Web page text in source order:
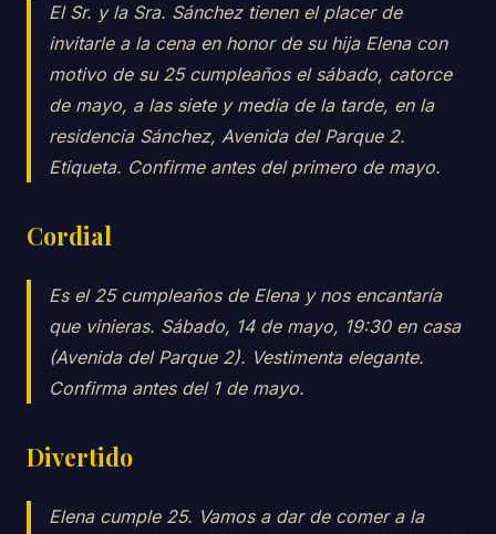
El Sr. y la Sra. Sánchez tienen el placer de
invitarle a la cena en honor de su hija Elena con
motivo de su 25 cumpleaños el sábado, catorce
de mayo, a las siete y media de la tarde, en la
residencia Sánchez, Avenida del Parque 2.
Etiqueta. Confirme antes del primero de mayo.
Cordial
Es el 25 cumpleaños de Elena y nos encantaría
que vinieras. Sábado, 14 de mayo, 19:30 en casa
(Avenida del Parque 2). Vestimenta elegante.
Confirma antes del 1 de mayo.
Divertido
Elena cumple 25. Vamos a dar de comer a la